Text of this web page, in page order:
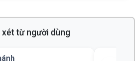
xét từ người dùng